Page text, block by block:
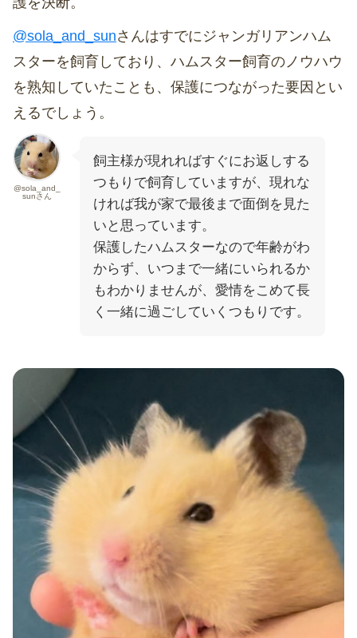
@sola_and_sunさんはすでにジャンガリアンハム
スターを飼育しており、ハムスター飼育のノウハウ
を熟知していたことも、保護につながった要因とい
えるでしょう。
@sola_and_
sunさん
飼主様が現れればすぐにお返しする
つもりで飼育していますが、現れな
ければ我が家で最後まで面倒を見た
いと思っています。
保護したハムスターなので年齢がわ
からず、いつまで一緒にいられるか
もわかりませんが、愛情をこめて長
く一緒に過ごしていくつもりです。